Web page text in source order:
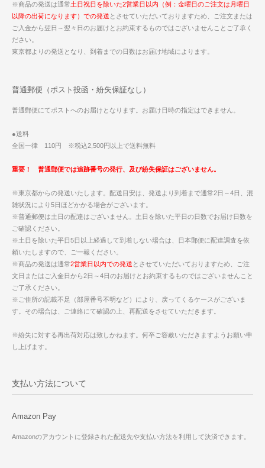
※商品の発送は通常土日祝日を除いた2営業日以内（例：金曜日のご注文は月曜日
以降の出荷になります）での発送 とさせていただいておりますため、ご注文または
ご入金から翌日～翌々日のお届けとお約束するものではございませんことご了承く
ださい。
東京都よりの発送となり、到着までの日数はお届け地域によります。
普通郵便（ポスト投函・紛失保証なし）
普通郵便にてポストへのお届けとなります。お届け日時の指定はできません。
●送料
全国一律 110円 ※税込2,500円以上で送料無料
重要！ 普通郵便では追跡番号の発行、及び紛失保証はございません。
※東京都からの発送いたします。配送目安は、発送より到着まで通常2日～4日、混
雑状況により5日ほどかかる場合がございます。
※普通郵便は土日の配達はございません。土日を除いた平日の日数でお届け日数を
ご確認ください。
※土日を除いた平日5日以上経過して到着しない場合は、日本郵便に配達調査を依
頼いたしますので、ご一報ください。
※商品の発送は通常2営業日以内での発送 とさせていただいておりますため、ご注
文日またはご入金日から2日～4日のお届けとお約束するものではございませんこと
ご了承ください。
※ご住所の記載不足（部屋番号不明など）により、戻ってくるケースがございま
す。その場合は、ご連絡にて確認の上、再配送をさせていただきます。
※紛失に対する再出荷対応は致しかねます。何卒ご容赦いただきますようお願い申
し上げます。
支払い方法について
Amazon Pay
Amazonのアカウントに登録された配送先や支払い方法を利用して決済できます。